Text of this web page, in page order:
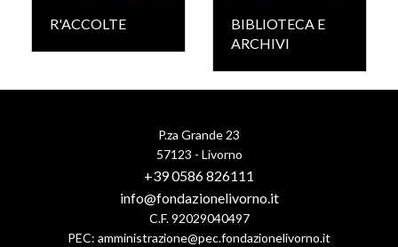
R'ACCOLTE
BIBLIOTECA E
ARCHIVI
P.za Grande 23
57123 - Livorno
+39 0586 826111
info@fondazionelivorno.it
C.F. 92029040497
PEC: amministrazione@pec.fondazionelivorno.it